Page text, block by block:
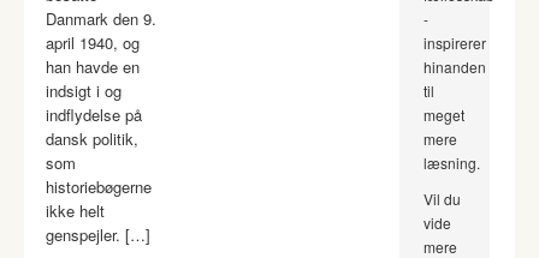
Danmark den 9.
april 1940, og
han havde en
indsigt i og
indflydelse på
dansk politik,
som
historiebøgerne
ikke helt
genspejler. […]
-
inspirerer
hinanden
til
meget
mere
læsning.
Vil du
vide
mere